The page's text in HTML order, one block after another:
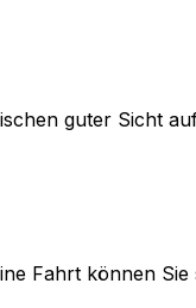
guter Sicht
Fahrt können